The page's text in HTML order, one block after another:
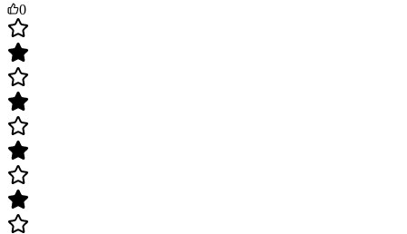
0